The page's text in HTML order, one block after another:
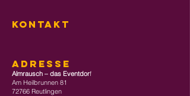
KONTAKT
ADRESSE
Almrausch – das Eventdorf
Am Heilbrunnen 81
72766 Reutlingen